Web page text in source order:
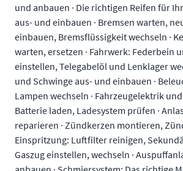
und anbauen · Die richtigen Reifen für
aus- und einbauen · Bremsen warten,
einbauen, Bremsflüssigkeit wechseln ·
warten, ersetzen · Fahrwerk: Federbein
einstellen, Telegabelöl und Lenklager
und Schwinge aus- und einbauen ·
Lampen wechseln · Fahrzeugelektrik
Batterie laden, Ladesystem prüfen ·
reparieren · Zündkerzen montieren,
Einspritzung: Luftfilter reinigen,
Gaszug einstellen, wechseln ·